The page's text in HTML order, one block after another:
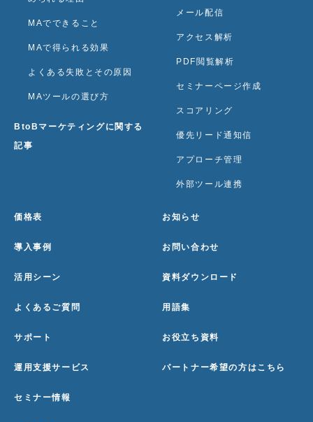
MAでできること
MAで得られる効果
よくある失敗とその原因
MAツールの選び方
BtoBマーケティングに関する
記事
メール配信
アクセス解析
PDF閲覧解析
セミナーページ作成
スコアリング
優先リード通知信
アプローチ管理
外部ツール連携
価格表
導入事例
活用シーン
よくあるご質問
サポート
運用支援サービス
セミナー情報
お知らせ
お問い合わせ
資料ダウンロード
用語集
お役立ち資料
パートナー希望の方はこちら